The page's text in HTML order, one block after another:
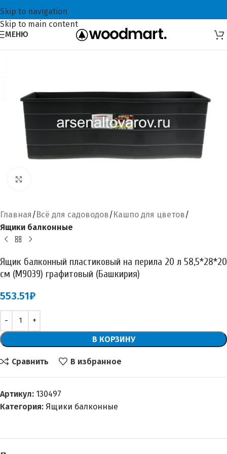
Skip to navigation
Skip to main content
МЕНЮ
Главная Всё для садоводов Кашпо для цветов
Ящики балконные
Ящик балконный пластиковый на перила 20 л 58,5*28*20
см (М9039) графитовый (Башкирия)
553.51₽
В КОРЗИНУ
Сравнить В избранное
Артикул: 130497
Категория: Ящики балконные